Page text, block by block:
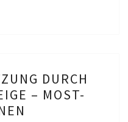
DURCH
– MOST-